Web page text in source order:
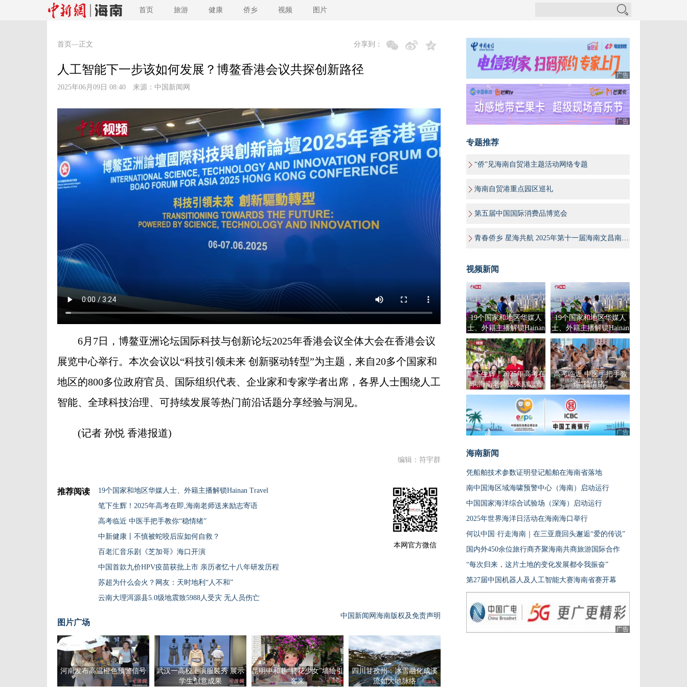
首页 旅游 健康 侨乡 视频 图片
首页 —正文 分享到：
人工智能下一步该如何发展？博鳌香港会议共探创新路径
2025年06月09日 08:40 来源： 中国新闻网
6月7日，博鳌亚洲论坛国际科技与创新论坛2025年香港会议全体大会在香港会议
展览中心举行。本次会议以“科技引领未来 创新驱动转型”为主题，来自20多个国家和
地区的800多位政府官员、国际组织代表、企业家和专家学者出席，各界人士围绕人工
智能、全球科技治理、可持续发展等热门前沿话题分享经验与洞见。
(记者 孙悦 香港报道)
编辑：符宇群
推荐阅读
19个国家和地区华媒人士、外籍主播解锁Hainan Travel
笔下生辉！2025年高考在即,海南老师送来励志寄语
高考临近 中医手把手教你“稳情绪”
中新健康丨不慎被蛇咬后应如何自救？
百老汇音乐剧《芝加哥》海口开演
中国首款九价HPV疫苗获批上市 亲历者忆十八年研发历程
苏超为什么会火？网友：天时地利“人不和”
云南大理洱源县5.0级地震致5988人受灾 无人员伤亡
本网官方微信
中国新闻网海南版权及免责声明
图片广场
河南发布高温橙色预警信号
武汉一高校上演服装秀 展示
学生创意成果
昆明中和巷“簪花少女”墙绘引
客来
四川甘孜州：冰雪融化成溪
流如大地脉络
广告
广告
专题推荐
“侨”见海南自贸港主题活动网络专题
海南自贸港重点园区巡礼
第五届中国国际消费品博览会
青春侨乡 星海共航 2025年第十一届海南文昌南洋文化节
视频新闻
19个国家和地区华媒人
士、外籍主播解锁Hainan
Travel
19个国家和地区华媒人
士、外籍主播解锁Hainan
Travel
笔下生辉！2025年高考在
即,海南老师送来励志寄
语
高考临近 中医手把手教
你“稳情绪”
广告
海南新闻
凭船舶技术参数证明登记船舶在海南省落地
南中国海区域海啸预警中心（海南）启动运行
中国国家海洋综合试验场（深海）启动运行
2025年世界海洋日活动在海南海口举行
何以中国·行走海南｜在三亚鹿回头邂逅“爱的传说”
国内外450余位旅行商齐聚海南共商旅游国际合作
“每次归来，这片土地的变化发展都令我振奋”
第27届中国机器人及人工智能大赛海南省赛开幕
广告